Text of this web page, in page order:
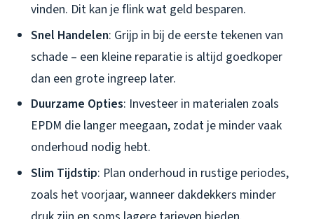
vinden. Dit kan je flink wat geld besparen.
Snel Handelen: Grijp in bij de eerste tekenen van
schade – een kleine reparatie is altijd goedkoper
dan een grote ingreep later.
Duurzame Opties: Investeer in materialen zoals
EPDM die langer meegaan, zodat je minder vaak
onderhoud nodig hebt.
Slim Tijdstip: Plan onderhoud in rustige periodes,
zoals het voorjaar, wanneer dakdekkers minder